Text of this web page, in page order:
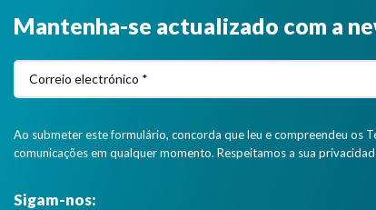
Mantenha-se actualizado com a
Ao submeter este formulário, concorda que leu e compreendeu os
comunicações em qualquer momento. Respeitamos a sua
Sigam-nos: